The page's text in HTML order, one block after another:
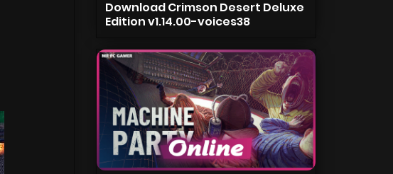
Download Crimson Desert Deluxe
Edition v1.14.00-voices38